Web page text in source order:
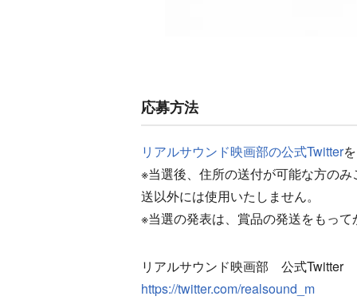
応募方法
リアルサウンド映画部の公式Twitter
※当選後、住所の送付が可能な方の
送以外には使用いたしません。
※当選の発表は、賞品の発送をもっ
リアルサウンド映画部 公式Twitter
https://twitter.com/realsound_m